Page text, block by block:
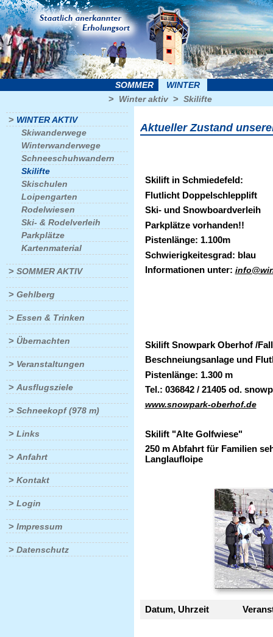
SOMMER WINTER
> Winter aktiv > Skilifte
> WINTER AKTIV
Skiwanderwege
Winterwanderwege
Schneeschuhwandern
Skilifte
Skischulen
Loipengarten
Rodelwiesen
Ski- & Rodelverleih
Parkplätze
Kartenmaterial
> SOMMER AKTIV
> Gehlberg
> Essen & Trinken
> Übernachten
> Veranstaltungen
> Ausflugsziele
> Schneekopf (978 m)
> Links
> Anfahrt
> Kontakt
> Login
> Impressum
> Datenschutz
Aktueller Zustand
Skilift in Schmiedefeld:
Flutlicht Doppelschlepplift
Ski- und Snowboardverleih
Parkplätze vorhanden!!
Pistenlänge: 1.100m
Schwierigkeitesgrad: blau
Informationen unter:
Skilift Snowpark Oberhof /
Beschneiungsanlage und
Pistenlänge: 1.300 m
Tel.: 036842 / 21405 od.
www.snowpark-oberhof.de
Skilift "Alte Golfwiese"
250 m Abfahrt für Familien
Langlaufloipe
Datum, Uhrzeit